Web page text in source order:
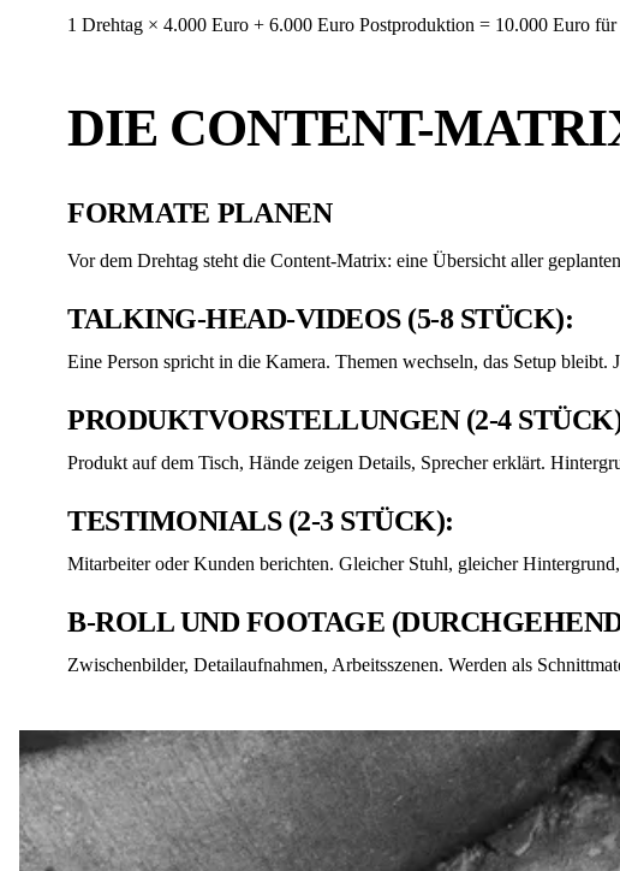
1 Drehtag × 4.000 Euro + 6.000 Euro Postproduktion = 10.000 Euro
DIE CONTENT-
FORMATE PLANEN
Vor dem Drehtag steht die Content-Matrix: eine Übersicht aller
TALKING-HEAD-VIDEOS (5-8 STÜCK):
Eine Person spricht in die Kamera. Themen wechseln, das Setup
PRODUKTVORSTELLUNGEN (2-4
Produkt auf dem Tisch, Hände zeigen Details, Sprecher erklärt.
TESTIMONIALS (2-3 STÜCK):
Mitarbeiter oder Kunden berichten. Gleicher Stuhl, gleicher
B-ROLL UND FOOTAGE
Zwischenbilder, Detailaufnahmen, Arbeitsszenen. Werden als